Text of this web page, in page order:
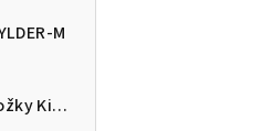
M
Unisex vysoké bavlněné ponožky Kilpi 3P PALWAY-U